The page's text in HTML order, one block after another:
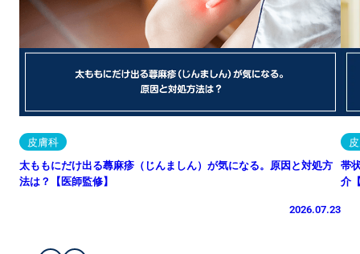
皮膚科
太ももにだけ出る蕁麻疹（じんましん）が気になる。原因と対処方
法は？【医師監修】
2026.07.23
帯
介